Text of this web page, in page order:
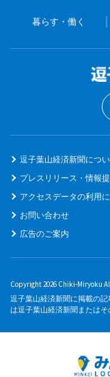
暮らす・働く
逗子葉山経済新聞につ
プレスリリース・情報
アクセスデータの利用
お問い合わせ
広告のご案内
Copyright 2026 Chiki-Miryoku
逗子葉山経済新聞に掲載の
は逗子葉山経済新聞またはそ